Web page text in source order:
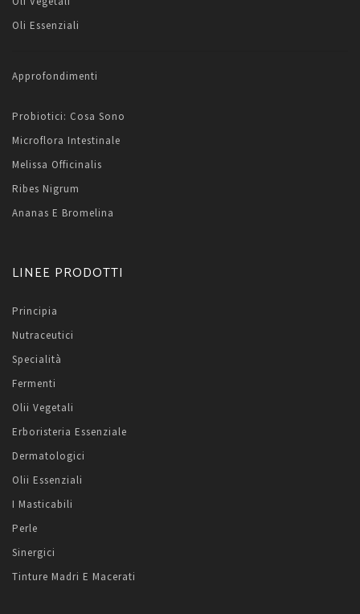
Oli Essenziali
Approfondimenti
Probiotici: Cosa Sono
Microflora Intestinale
Melissa Officinalis
Ribes Nigrum
Ananas E Bromelina
LINEE PRODOTTI
Principia
Nutraceutici
Specialità
Fermenti
Olii Vegetali
Erboristeria Essenziale
Dermatologici
Olii Essenziali
I Masticabili
Perle
Sinergici
Tinture Madri E Macerati